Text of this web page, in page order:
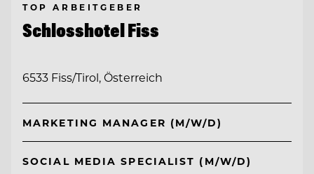
TOP ARBEITGEBER
Schlosshotel Fiss
6533 Fiss/Tirol, Österreich
MARKETING MANAGER (M/W/D)
SOCIAL MEDIA SPECIALIST (M/W/D)